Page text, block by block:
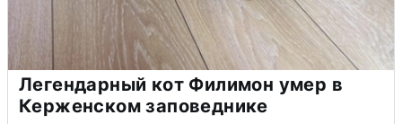
Легендарный кот Филимон умер в
Керженском заповеднике